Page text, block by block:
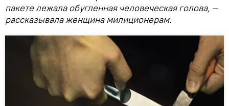
пакете лежала обугленная человеческая голова, —
рассказывала женщина милиционерам.